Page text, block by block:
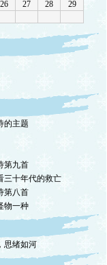
作者与首发网站。
的主题
第九首
三十年代的救亡
第八首
物一种
思绪如河